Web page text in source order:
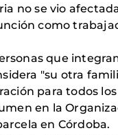
no se vio
como
que
"su otra
para todos
en la
en Córdoba.